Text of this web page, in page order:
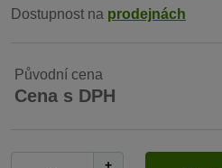
Dostupnost na prodejnách
Původní cena
Cena s DPH